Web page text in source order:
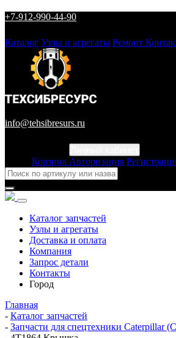
+7-912-990-44-90
Каталог Узлы и агрегаты Ремонт
info@tehsibresurs.ru
Корзина Авторизация
Каталог запчастей
Узлы и агрегаты
Доставка и оплата
Компания
Запрос детали
Контакты
Город
Главная
- Каталог запчастей
- Запчасти для спецтехники Caterpillar